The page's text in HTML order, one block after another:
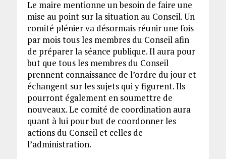
Le maire mentionne un besoin de faire une
mise au point sur la situation au Conseil. Un
comité plénier va désormais réunir une fois
par mois tous les membres du Conseil afin
de préparer la séance publique. Il aura pour
but que tous les membres du Conseil
prennent connaissance de l’ordre du jour et
échangent sur les sujets qui y figurent. Ils
pourront également en soumettre de
nouveaux. Le comité de coordination aura
quant à lui pour but de coordonner les
actions du Conseil et celles de
l’administration.